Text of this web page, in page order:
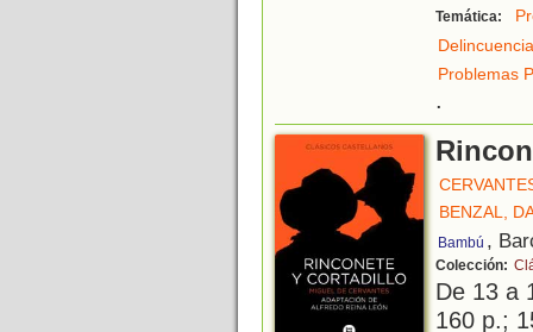
Temática:
Delincuencia
Problemas
.
BENZAL,
Bambú ,
Colección:
De 13 a
160 p.;